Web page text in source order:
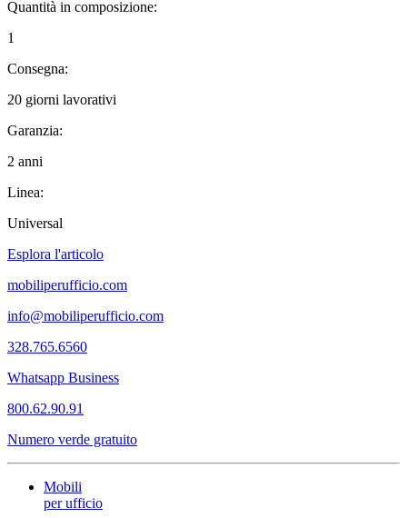
Quantità in composizione:
1
Consegna:
20 giorni lavorativi
Garanzia:
2 anni
Linea:
Universal
Esplora l'articolo
mobiliperufficio.com
info@mobiliperufficio.com
328.765.6560
Whatsapp Business
800.62.90.91
Numero verde gratuito
Mobili
per ufficio